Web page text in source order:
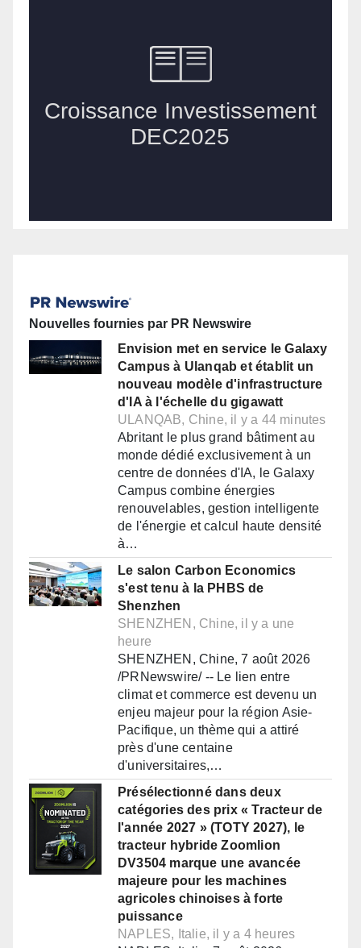
Nouvelles fournies par PR Newswire
Envision met en service le Galaxy
Campus à Ulanqab et établit un
nouveau modèle d'infrastructure
d'IA à l'échelle du gigawatt
ULANQAB, Chine, il y a 44 minutes
Abritant le plus grand bâtiment au
monde dédié exclusivement à un
centre de données d'IA, le Galaxy
Campus combine énergies
renouvelables, gestion intelligente
de l'énergie et calcul haute densité
à…
Le salon Carbon Economics
s'est tenu à la PHBS de
Shenzhen
SHENZHEN, Chine, il y a une
heure
SHENZHEN, Chine, 7 août 2026
/PRNewswire/ -- Le lien entre
climat et commerce est devenu un
enjeu majeur pour la région Asie-
Pacifique, un thème qui a attiré
près d'une centaine
d'universitaires,…
Présélectionné dans deux
catégories des prix « Tracteur de
l'année 2027 » (TOTY 2027), le
tracteur hybride Zoomlion
DV3504 marque une avancée
majeure pour les machines
agricoles chinoises à forte
puissance
NAPLES, Italie, il y a 4 heures